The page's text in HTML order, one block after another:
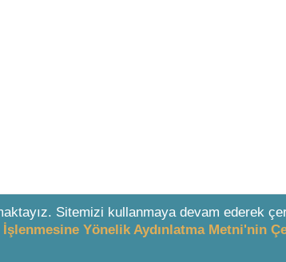
Sitemizi kullanmaya devam ederek
Yönelik Aydınlatma Metni'nin